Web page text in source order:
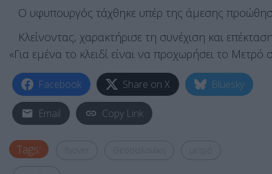
Ο υφυπουργός τάχθηκε υπέρ της άμεσης
Κλείνοντας, χαρακτήρισε τη συνέχιση και
«Για εμένα το κλειδί είναι να προχωρήσει το
Facebook Share on X Bluesky
Email Copy Link
Tags: